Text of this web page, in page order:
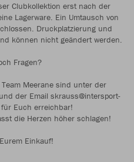
Clubkollektion erst nach der
Lagerware. Ein Umtausch von
Druckplatzierung und
können nicht geändert werden.
Fragen?
Meerane sind unter der
der Email skrauss@intersport-
Euch erreichbar!
die Herzen höher schlagen!
Einkauf!